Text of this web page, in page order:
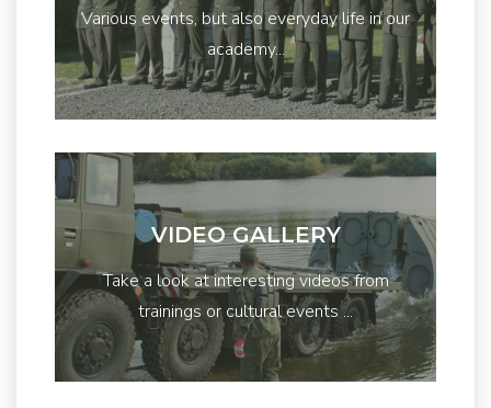
Various events, but also everyday life in our
academy...
VIDEO GALLERY
Take a look at interesting videos from
trainings or cultural events ...